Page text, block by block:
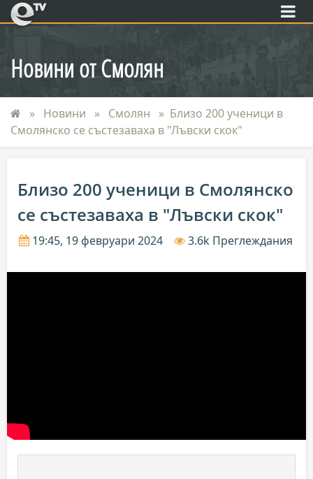
eTV
Новини от Смолян
Новини Смолян
Близо 200 ученици в
Смолянско се състезаваха в "Лъвски скок"
Близо 200 ученици в Смолянско
се състезаваха в "Лъвски скок"
19:45, 19 февруари 2024 3.6k Преглеждания